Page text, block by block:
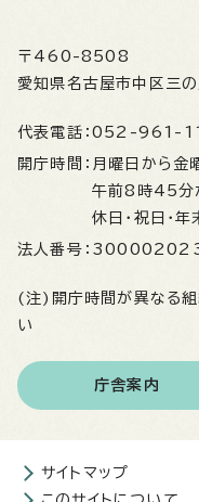
〒460-8508
愛知県名古屋市中区三
代表電話： 052-961-
開庁時間： 月曜日から金
午前8時45分
休日・祝日・
法人番号：
(注)開庁時間が異なる組
い
庁舎案内
サイトマップ